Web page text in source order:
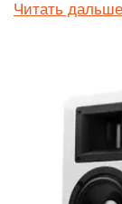
Читать дальше